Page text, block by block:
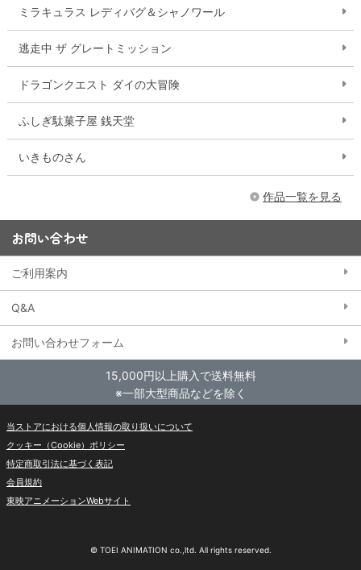
ミラキュラス レディバグ＆シャノワール
逃走中 ザ グレートミッション
ドラゴンクエスト ダイの大冒険
ふしぎ駄菓子屋 銭天堂
いきものさん
作品一覧を見る
お問い合わせ
ご利用案内
Q&A
お問い合わせフォーム
15,000円以上購入で送料無料
※一部大型商品などを除く
当ストアにおける個人情報の取り扱いについて
クッキー（Cookie）ポリシー
特定商取引法に基づく表記
会員規約
東映アニメーションWebサイト
© TOEI ANIMATION co.,ltd. All rights reserved.